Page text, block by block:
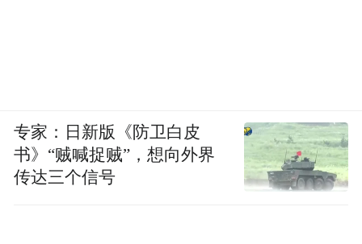
专家：日新版《防卫白皮
书》“贼喊捉贼”，想向外界
传达三个信号